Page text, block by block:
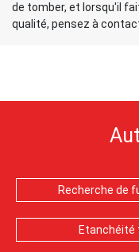
de tomber, et lorsqu'il
qualité, pensez à
Recherche de
Etanchéité